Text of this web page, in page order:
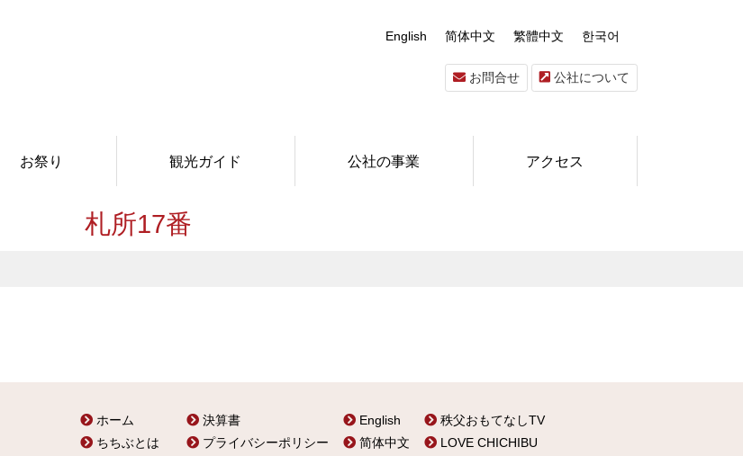
English 简体中文 繁體中文 한국어
お問合せ 公社について
お祭り 観光ガイド 公社の事業 アクセス
札所17番
ホーム
ちちぶとは
決算書
プライバシーポリシー
English
简体中文
秩父おもてなしTV
LOVE CHICHIBU